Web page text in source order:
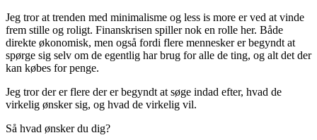
Jeg tror at trenden med minimalisme og less is more er ved at vinde
frem stille og roligt. Finanskrisen spiller nok en rolle her. Både
direkte økonomisk, men også fordi flere mennesker er begyndt at
spørge sig selv om de egentlig har brug for alle de ting, og alt det der
kan købes for penge.
Jeg tror der er flere der er begyndt at søge indad efter, hvad de
virkelig ønsker sig, og hvad de virkelig vil.
Så hvad ønsker du dig?